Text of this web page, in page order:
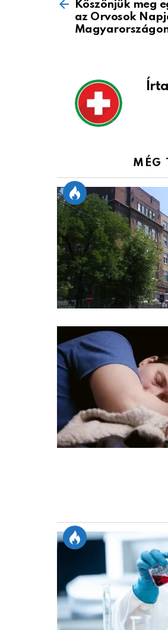
moreKöszönjük meg
az Orvosok
Írta
MÉG